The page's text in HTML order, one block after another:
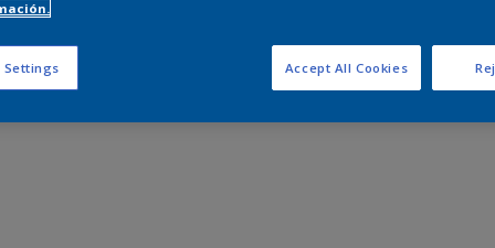
Settings Accept All Cookies